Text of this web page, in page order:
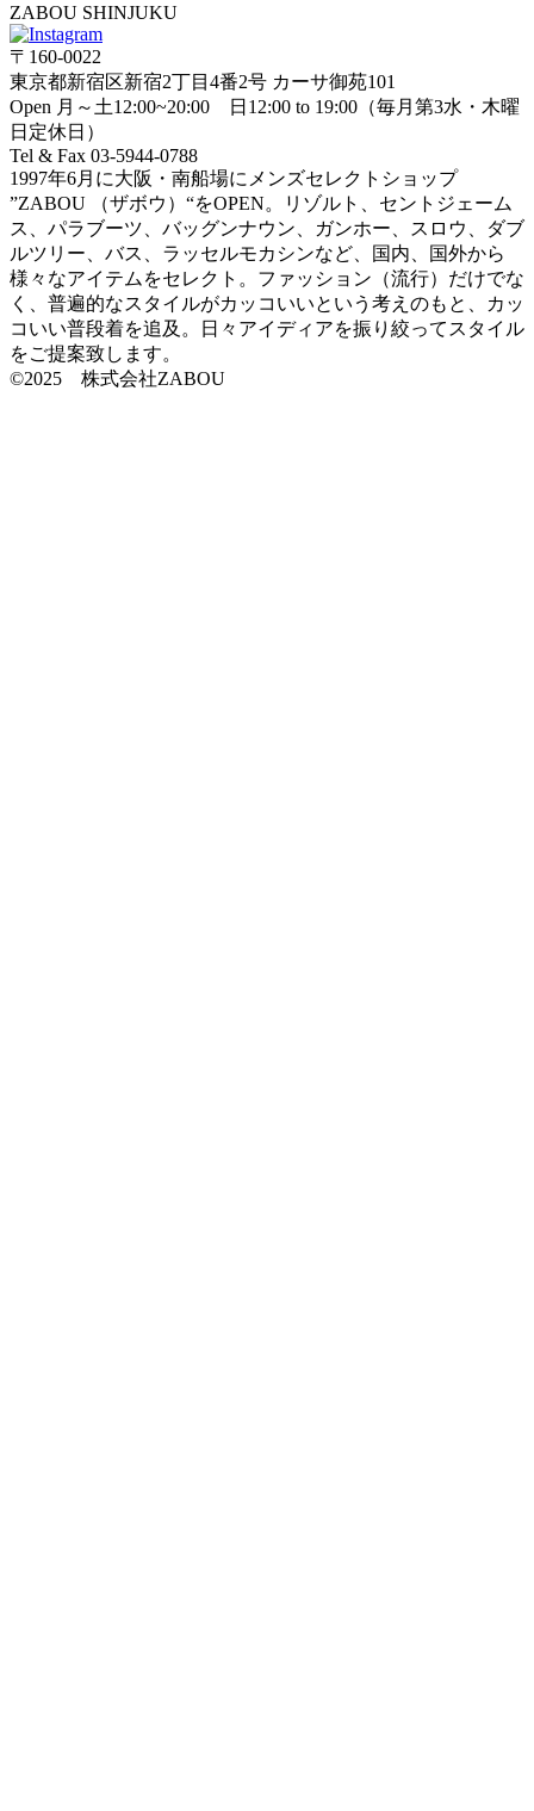
ZABOU SHINJUKU
〒160-0022
東京都新宿区新宿2丁目4番2号 カーサ御苑101
Open 月～土12:00~20:00 日12:00 to 19:00（毎月第3水・木曜
日定休日）
Tel & Fax 03-5944-0788
1997年6月に大阪・南船場にメンズセレクトショップ
”ZABOU （ザボウ）“をOPEN。リゾルト、セントジェーム
ス、パラブーツ、バッグンナウン、ガンホー、スロウ、ダブ
ルツリー、バス、ラッセルモカシンなど、国内、国外から
様々なアイテムをセレクト。ファッション（流行）だけでな
く、普遍的なスタイルがカッコいいという考えのもと、カッ
コいい普段着を追及。日々アイディアを振り絞ってスタイル
をご提案致します。
©2025 株式会社ZABOU